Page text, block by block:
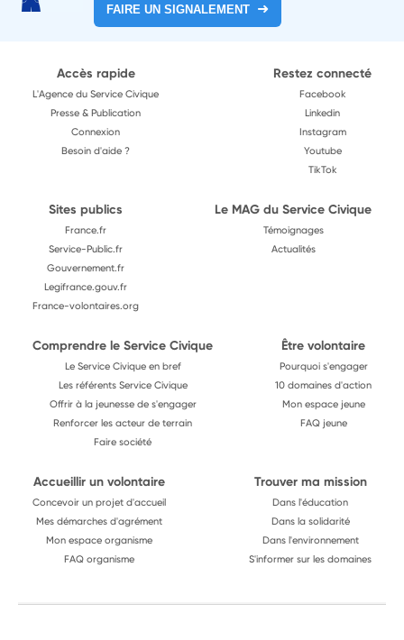
FAIRE UN SIGNALEMENT
Accès rapide
L'Agence du Service Civique
Presse & Publication
Connexion
Besoin d'aide ?
Restez connecté
Facebook
Linkedin
Instagram
Youtube
TikTok
Sites publics
France.fr
Service-Public.fr
Gouvernement.fr
Legifrance.gouv.fr
France-volontaires.org
Le MAG du Service Civique
Témoignages
Actualités
Comprendre le Service Civique
Le Service Civique en bref
Les référents Service Civique
Offrir à la jeunesse de s'engager
Renforcer les acteur de terrain
Faire société
Être volontaire
Pourquoi s'engager
10 domaines d'action
Mon espace jeune
FAQ jeune
Accueillir un volontaire
Concevoir un projet d'accueil
Mes démarches d'agrément
Mon espace organisme
FAQ organisme
Trouver ma mission
Dans l'éducation
Dans la solidarité
Dans l'environnement
S'informer sur les domaines